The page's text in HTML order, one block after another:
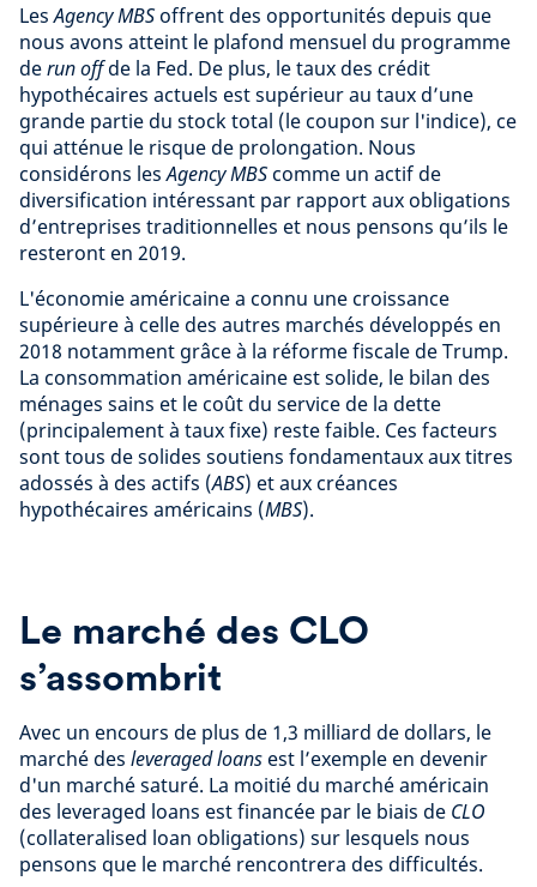
LesAgency MBSoffrent des opportunités depuis que
nous avons atteint le plafond mensuel du programme
derun offde la Fed. De plus, le taux des crédit
hypothécaires actuels est supérieur au taux d’une
grande partie du stock total (le coupon sur l'indice), ce
qui atténue le risque de prolongation. Nous
considérons lesAgency MBScomme un actif de
diversification intéressant par rapport aux obligations
d’entreprises traditionnelles et nous pensons qu’ils le
resteront en 2019.
L'économie américaine a connu une croissance
supérieure à celle des autres marchés développés en
2018 notamment grâce à la réforme fiscale de Trump.
La consommation américaine est solide, le bilan des
ménages sains et le coût du service de la dette
(principalement à taux fixe) reste faible. Ces facteurs
sont tous de solides soutiens fondamentaux aux titres
adossés à des actifs (ABS) et aux créances
hypothécaires américains (MBS).
Le marché des CLO
s’assombrit
Avec un encours de plus de 1,3 milliard de dollars, le
marché des leveraged loans est l’exemple en devenir
d'un marché saturé. La moitié du marché américain
des leveraged loans est financée par le biais de CLO
(collateralised loan obligations) sur lesquels nous
pensons que le marché rencontrera des difficultés.